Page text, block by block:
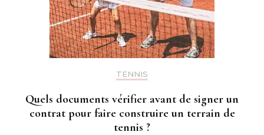
TENNIS
Quels documents vérifier avant de signer un
contrat pour faire construire un terrain de
tennis ?